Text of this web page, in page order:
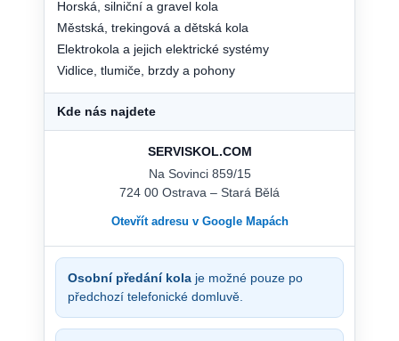
Horská, silniční a gravel kola
Městská, trekingová a dětská kola
Elektrokola a jejich elektrické systémy
Vidlice, tlumiče, brzdy a pohony
Kde nás najdete
SERVISKOL.COM
Na Sovinci 859/15
724 00 Ostrava – Stará Bělá
Otevřít adresu v Google Mapách
Osobní předání kola je možné pouze po
předchozí telefonické domluvě.